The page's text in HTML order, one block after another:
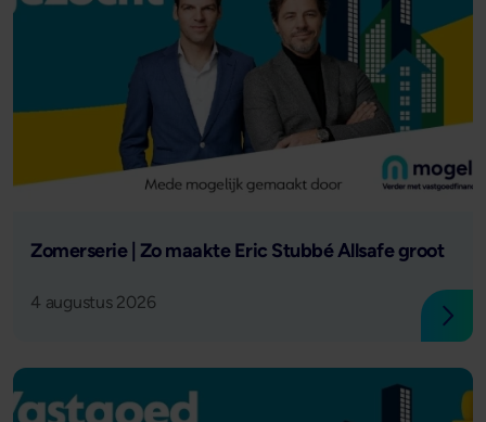
Lees verder
Zomerserie | Zo maakte Eric Stubbé Allsafe groot
4 augustus 2026